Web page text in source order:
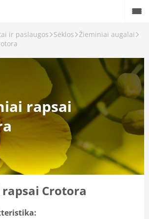
ir paslaugos Sėklos Žieminiai augalai
rapsai
Crotora